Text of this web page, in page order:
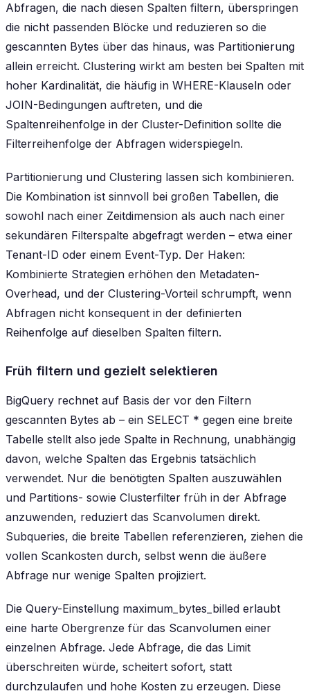
Abfragen, die nach diesen Spalten filtern, überspringen
die nicht passenden Blöcke und reduzieren so die
gescannten Bytes über das hinaus, was Partitionierung
allein erreicht. Clustering wirkt am besten bei Spalten mit
hoher Kardinalität, die häufig in WHERE-Klauseln oder
JOIN-Bedingungen auftreten, und die
Spaltenreihenfolge in der Cluster-Definition sollte die
Filterreihenfolge der Abfragen widerspiegeln.
Partitionierung und Clustering lassen sich kombinieren.
Die Kombination ist sinnvoll bei großen Tabellen, die
sowohl nach einer Zeitdimension als auch nach einer
sekundären Filterspalte abgefragt werden – etwa einer
Tenant-ID oder einem Event-Typ. Der Haken:
Kombinierte Strategien erhöhen den Metadaten-
Overhead, und der Clustering-Vorteil schrumpft, wenn
Abfragen nicht konsequent in der definierten
Reihenfolge auf dieselben Spalten filtern.
Früh filtern und gezielt selektieren
BigQuery rechnet auf Basis der vor den Filtern
gescannten Bytes ab – ein SELECT * gegen eine breite
Tabelle stellt also jede Spalte in Rechnung, unabhängig
davon, welche Spalten das Ergebnis tatsächlich
verwendet. Nur die benötigten Spalten auszuwählen
und Partitions- sowie Clusterfilter früh in der Abfrage
anzuwenden, reduziert das Scanvolumen direkt.
Subqueries, die breite Tabellen referenzieren, ziehen die
vollen Scankosten durch, selbst wenn die äußere
Abfrage nur wenige Spalten projiziert.
Die Query-Einstellung maximum_bytes_billed erlaubt
eine harte Obergrenze für das Scanvolumen einer
einzelnen Abfrage. Jede Abfrage, die das Limit
überschreiten würde, scheitert sofort, statt
durchzulaufen und hohe Kosten zu erzeugen. Diese